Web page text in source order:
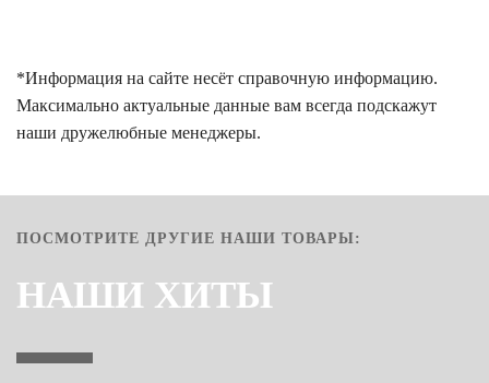
*Информация на сайте несёт справочную информацию.
Максимально актуальные данные вам всегда подскажут
наши дружелюбные менеджеры.
ПОСМОТРИТЕ ДРУГИЕ НАШИ ТОВАРЫ:
НАШИ ХИТЫ